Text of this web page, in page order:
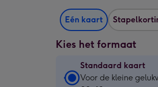
Eén kaart
Kies het formaat
Standaard kaart
Standaard
Voor de kleine